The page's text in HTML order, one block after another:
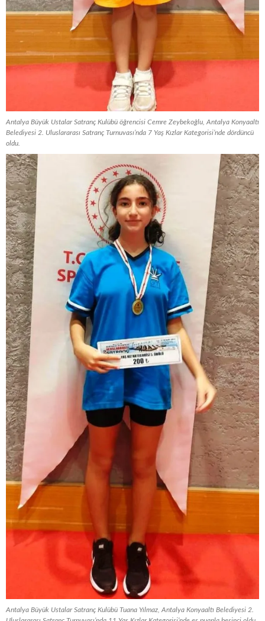
Antalya Büyük Ustalar Satranç Kulübü öğrencisi Cemre Zeybekoğlu, Antalya Konyaaltı
Belediyesi 2. Uluslararası Satranç Turnuvası’nda 7 Yaş Kızlar Kategorisi’nde dördüncü
oldu.
Antalya Büyük Ustalar Satranç Kulübü Tuana Yılmaz, Antalya Konyaaltı Belediyesi 2.